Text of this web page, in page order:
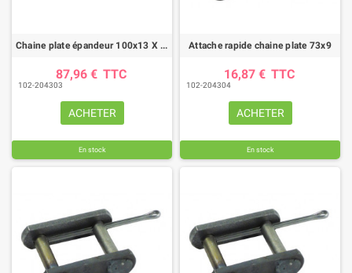
Chaine plate épandeur 100x13 X renforcée
87,96 € TTC
102-204303
ACHETER
En stock
Attache rapide chaine plate 73x9
16,87 € TTC
102-204304
ACHETER
En stock